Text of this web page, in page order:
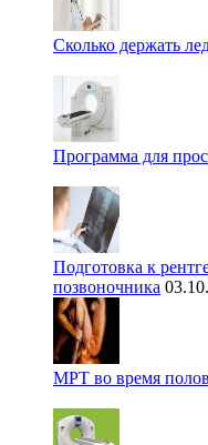
Сколько держать
Программа для
Подготовка к
позвоночника
МРТ во время